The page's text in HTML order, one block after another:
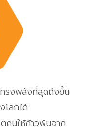
รงพลังที่สุดถึงขั้น
โลกได้
คนให้ก้าวพ้นจาก